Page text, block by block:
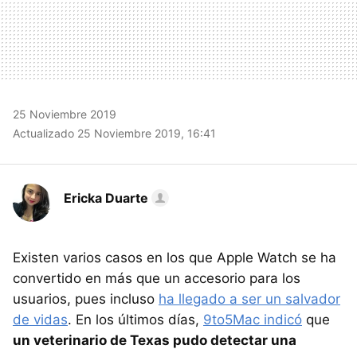
25 Noviembre 2019
Actualizado 25 Noviembre 2019, 16:41
Ericka Duarte
Existen varios casos en los que Apple Watch se ha
convertido en más que un accesorio para los
usuarios, pues incluso ha llegado a ser un salvador
de vidas. En los últimos días, 9to5Mac indicó que
un veterinario de Texas pudo detectar una